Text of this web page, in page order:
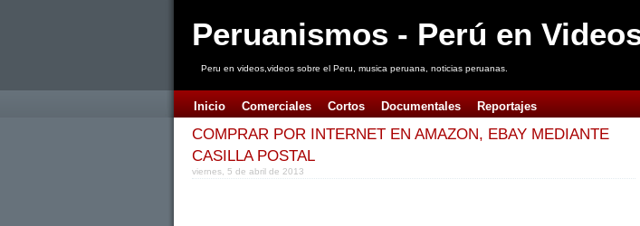
Peruanismos - Perú en
Peru en videos,videos sobre el Peru, musica peruana, noticias peruanas.
Inicio Comerciales Cortos Documentales Reportajes
COMPRAR POR INTERNET EN AMAZON, EBAY MEDIANTE
CASILLA POSTAL
viernes, 5 de abril de 2013